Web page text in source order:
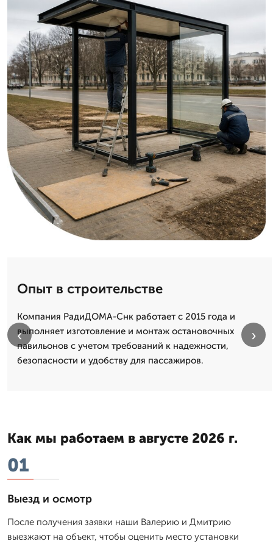
Опыт в строительстве
Компания РадиДОМА-Снк работает с 2015 года и
выполняет изготовление и монтаж остановочных
павильонов с учетом требований к надежности,
безопасности и удобству для пассажиров.
‹ ›
Как мы работаем в августе 2026 г.
01
Выезд и осмотр
После получения заявки наши Валерию и Дмитрию
выезжают на объект, чтобы оценить место установки